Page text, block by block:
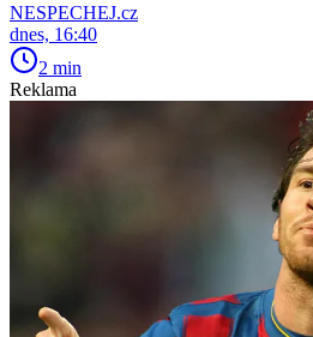
NESPECHEJ.cz
dnes, 16:40
2 min
Reklama